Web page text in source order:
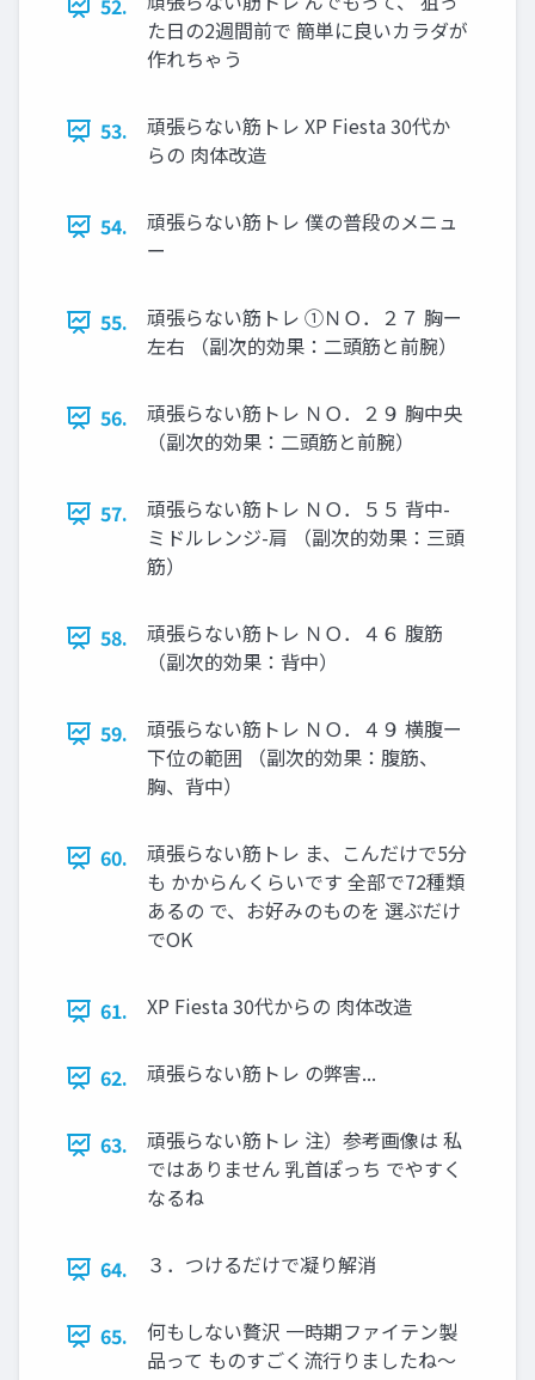
52.
た日の2週間前で 簡単に良いカラダが
作れちゃう
53.
頑張らない筋トレ XP Fiesta 30代か
らの 肉体改造
54.
頑張らない筋トレ 僕の普段のメニュ
ー
55.
頑張らない筋トレ ①ＮＯ．２７ 胸ー
左右 （副次的効果：二頭筋と前腕）
56.
頑張らない筋トレ ＮＯ．２９ 胸中央
（副次的効果：二頭筋と前腕）
57.
頑張らない筋トレ ＮＯ．５５ 背中-
ミドルレンジ-肩 （副次的効果：三頭
筋）
58.
頑張らない筋トレ ＮＯ．４６ 腹筋
（副次的効果：背中）
59.
頑張らない筋トレ ＮＯ．４９ 横腹ー
下位の範囲 （副次的効果：腹筋、
胸、背中）
60.
頑張らない筋トレ ま、こんだけで5分
も かからんくらいです 全部で72種類
あるの で、お好みのものを 選ぶだけ
でOK
61. XP Fiesta 30代からの 肉体改造
62. 頑張らない筋トレ の弊害...
63.
頑張らない筋トレ 注）参考画像は 私
ではありません 乳首ぽっち でやすく
なるね
64. ３．つけるだけで凝り解消
65.
何もしない贅沢 一時期ファイテン製
品って ものすごく流行りましたね～